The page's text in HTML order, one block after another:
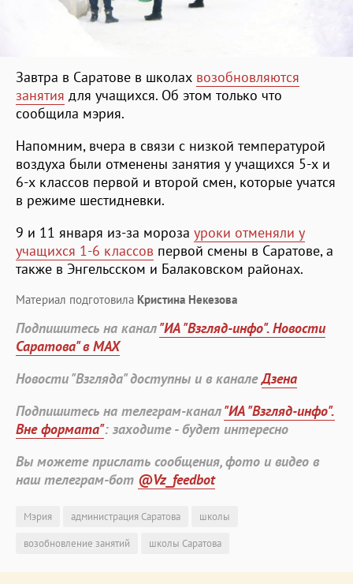
Завтра в Саратове в школах возобновляются
занятия для учащихся. Об этом только что
сообщила мэрия.
Напомним, вчера в связи с низкой температурой
воздуха были отменены занятия у учащихся 5-х и
6-х классов первой и второй смен, которые учатся
в режиме шестидневки.
9 и 11 января из-за мороза уроки отменяли у
учащихся 1-6 классов первой смены в Саратове, а
также в Энгельсском и Балаковском районах.
Материал подготовила Кристина Некезова
Подпишитесь на канал"ИА "Взгляд-инфо". Новости
Саратова" в MAX
Новости "Взгляда" доступны и в каналеДзена
Подпишитесь на телеграм-канал"ИА "Взгляд-инфо".
Вне формата": заходите - будет интересно
Вы можете прислать сообщения, фото и видео в
наш телеграм-бот @Vz_feedbot
Мэрия администрация Саратова
школы
возобновление занятий
школы Саратова